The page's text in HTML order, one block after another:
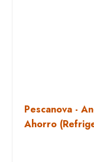
Pescanova -
Ahorro